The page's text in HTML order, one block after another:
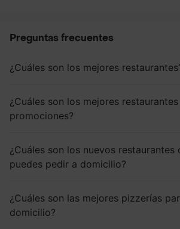
Preguntas frecuentes
¿Cuáles son los mejores
¿Cuáles son los mejores
promociones?
¿Cuáles son los nuevos restaurantes
puedes pedir a domicilio?
¿Cuáles son las mejores pizzerías
domicilio?